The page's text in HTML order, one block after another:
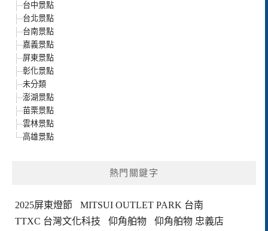
台中景點
台北景點
台南景點
嘉義景點
屏東景點
彰化景點
未分類
澎湖景點
苗栗景點
雲林景點
高雄景點
熱門關鍵字
2025屏東燈節
MITSUI OUTLET PARK 台南
TTXC 台灣文化科技
仰角舶物
仰角舶物 忠義店